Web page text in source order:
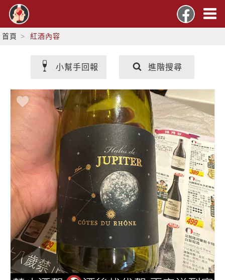
首頁 紅酒內容
小幫手回報 進階搜尋